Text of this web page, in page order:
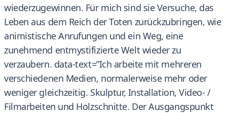
wiederzugewinnen. Für mich sind sie Versuche, das
Leben aus dem Reich der Toten zurückzubringen, wie
animistische Anrufungen und ein Weg, eine
zunehmend entmystifizierte Welt wieder zu
verzaubern. data-text=”Ich arbeite mit mehreren
verschiedenen Medien, normalerweise mehr oder
weniger gleichzeitig. Skulptur, Installation, Video- /
Filmarbeiten und Holzschnitte. Der Ausgangspunkt